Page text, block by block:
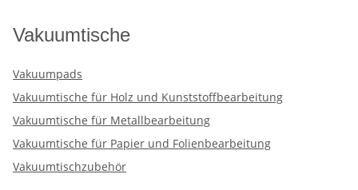
Vakuumtische
Vakuumpads
Vakuumtische für Holz und Kunststoffbearbeitung
Vakuumtische für Metallbearbeitung
Vakuumtische für Papier und Folienbearbeitung
Vakuumtischzubehör